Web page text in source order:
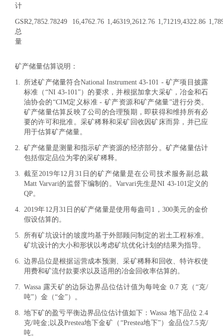
计
GSR
总
量
2,7852.78249 16,4762.76 1,46319,261 2.76 1,71219,4322.86
矿产储量估算说明：
1.
所述矿产储量符合National Instrument 43-101 - 矿产项目披露
标准（“NI 43-101”）的要求，并根据加拿大采矿，冶金和石
油协会的“CIM定义标准 - 矿产资源和矿产储量”进行分类。
矿产储量估算反映了公司的合理预期，即获得和维持所有必
要的许可和批准。采矿稀释和采矿回收因矿床而异，并已应
用于估算矿产储量。
2.
矿产储量是测量和指示矿产资源的经济部分。矿产储量估计
包括假定品位为零的采矿稀释。
3.
截至2019年12月31日的矿产储量是在公司技术服务副总裁
Matt Varvari的监督下编制的。Varvari先生是NI 43-101定义的
QP。
4.
2019年12月31日的矿产储量是使用每盎司1，300美元的金价
假设估算的。
5.
所有矿坑设计的坡度均基于外部顾问制定的岩土工程标准。
矿坑设计的大小和形状以考虑矿坑优化计划的结果为指导。
6.
边界品位是根据运营成本预测、采矿稀释和回收、特许权使
用费和矿流付款要求以及适用的冶金回收率估算的。
7.
Wassa 露天矿的边际边界品位估计值为每吨金 0.7 克（“克/
吨”）金（“金”）。
8.
地下矿的盈亏平衡边界品位估计值如下：Wassa 地下品位 2.4
克/吨金;以及Prestea地下金矿（“Prestea地下”）金品位7.5克/
吨。